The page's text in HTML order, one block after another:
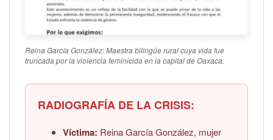
Reina García González: Maestra bilingüe rural cuya vida fue
truncada por la violencia feminicida en la capital de Oaxaca.
RADIOGRAFÍA DE LA CRISIS:
Víctima: Reina García González, mujer